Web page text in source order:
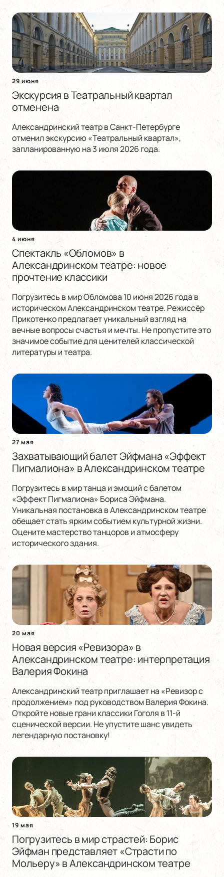
29 июня
Экскурсия в Театральный квартал
отменена
Александринский театр в Санкт-Петербурге
отменил экскурсию «Театральный квартал»,
запланированную на 3 июля 2026 года.
4 июня
Спектакль «Обломов» в
Александринском театре: новое
прочтение классики
Погрузитесь в мир Обломова 10 июня 2026 года в
историческом Александринском театре. Режиссёр
Прикотенко предлагает уникальный взгляд на
вечные вопросы счастья и мечты. Не пропустите это
значимое событие для ценителей классической
литературы и театра.
27 мая
Захватывающий балет Эйфмана «Эффект
Пигмалиона» в Александринском театре
Погрузитесь в мир танца и эмоций с балетом
«Эффект Пигмалиона» Бориса Эйфмана.
Уникальная постановка в Александринском театре
обещает стать ярким событием культурной жизни.
Оцените мастерство танцоров и атмосферу
исторического здания.
20 мая
Новая версия «Ревизора» в
Александринском театре: интерпретация
Валерия Фокина
Александринский театр приглашает на «Ревизор с
продолжением» под руководством Валерия Фокина.
Откройте новые грани классики Гоголя в 11-й
сценической версии. Не упустите шанс увидеть
легендарную постановку!
19 мая
Погрузитесь в мир страстей: Борис
Эйфман представляет «Страсти по
Мольеру» в Александринском театре